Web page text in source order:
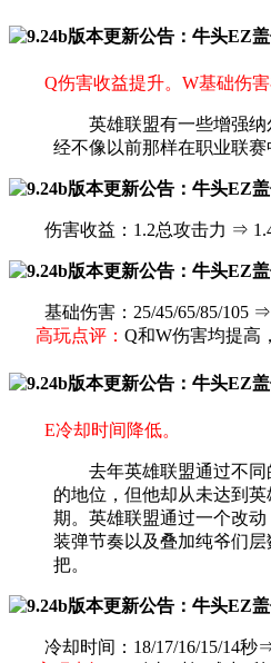
Q伤害收益提升。W基础伤害
英雄联盟有一些增强纳
经不像以前那样在职业联赛
伤害收益：1.2总攻击力 ⇒
基础伤害：25/45/65/85/105 ⇒
高玩点评： Q和W伤害均提高
E冷却时间降低。
去年英雄联盟通过不同
的地位，但他却从未达到
期。英雄联盟通过一个改动
装弹节奏以及叠加纯爷们
把。
冷却时间：18/17/16/15/14秒⇒